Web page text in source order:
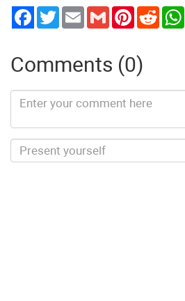
TwitterEmail Gmail PinterestReddit
Comments (0)